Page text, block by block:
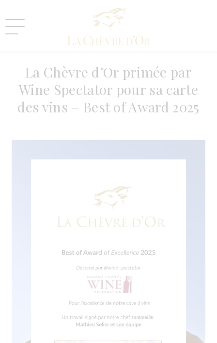
La Chèvre d’Or primée par
Wine Spectator pour sa carte
des vins – Best of Award 2025